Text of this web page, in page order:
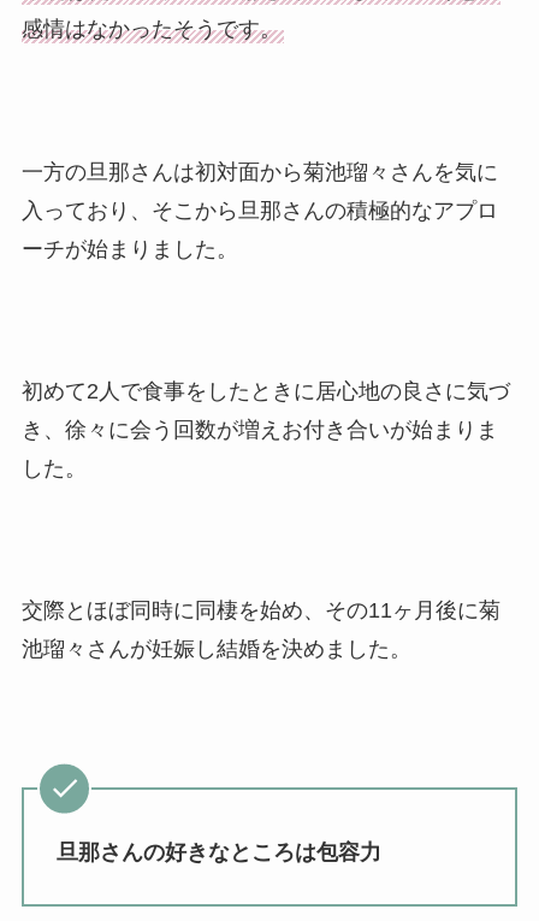
感情はなかったそうです。
一方の旦那さんは初対面から菊池瑠々さんを気に
入っており、そこから旦那さんの積極的なアプロ
ーチが始まりました。
初めて2人で食事をしたときに居心地の良さに気づ
き、徐々に会う回数が増えお付き合いが始まりま
した。
交際とほぼ同時に同棲を始め、その11ヶ月後に菊
池瑠々さんが妊娠し結婚を決めました。
旦那さんの好きなところは包容力